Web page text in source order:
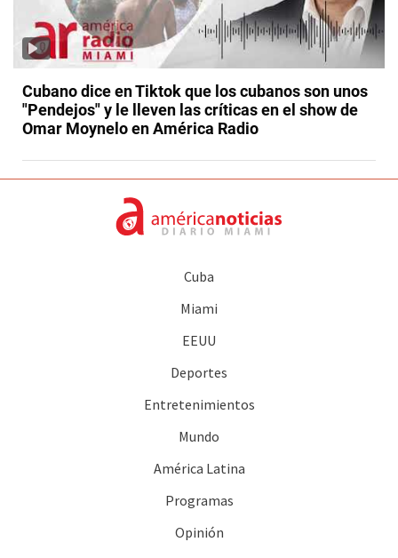
Cubano dice en Tiktok que los cubanos son unos
"Pendejos" y le lleven las críticas en el show de
Omar Moynelo en América Radio
Cuba
Miami
EEUU
Deportes
Entretenimientos
Mundo
América Latina
Programas
Opinión